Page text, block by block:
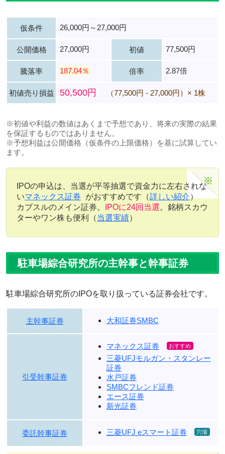
仮条件 26,000円～27,000円
公開価格 27,000円 初値 77,500円
騰落率 187.04％ 倍率 2.87倍
初値売り損益 50,500円 （77,500円 - 27,000円）× 1株
※初値や利益の数値はあくまで予想であり、将来の実際の結果
を保証するものではありません。
※予想利益は公開価格（仮条件の上限価格）を基に試算してい
ます。
IPOの申込は、当選が平等抽選で資金力に左右されな
いマネックス証券 がおすすめです（詳しい紹介）
カブスルのメイン証券。
IPOに24回当選。銘柄スカウ
ターやワン株も便利（当選実績）
駐車場綜合研究所の主幹事と幹事証券
駐車場綜合研究所のIPOを取り扱っている証券会社です。
主幹事証券 大和証券SMBC
引受幹事証券
マネックス証券
三菱UFJモルガン・スタンレー
証券
水戸証券
SMBCフレンド証券
エース証券
新光証券
委託幹事証券 三菱UFJ eスマート証券